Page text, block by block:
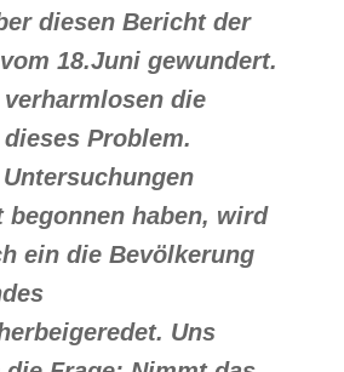
diesen Bericht der
18.Juni gewundert.
die
Problem.
begonnen haben, wird
ein die Bevölkerung
Uns